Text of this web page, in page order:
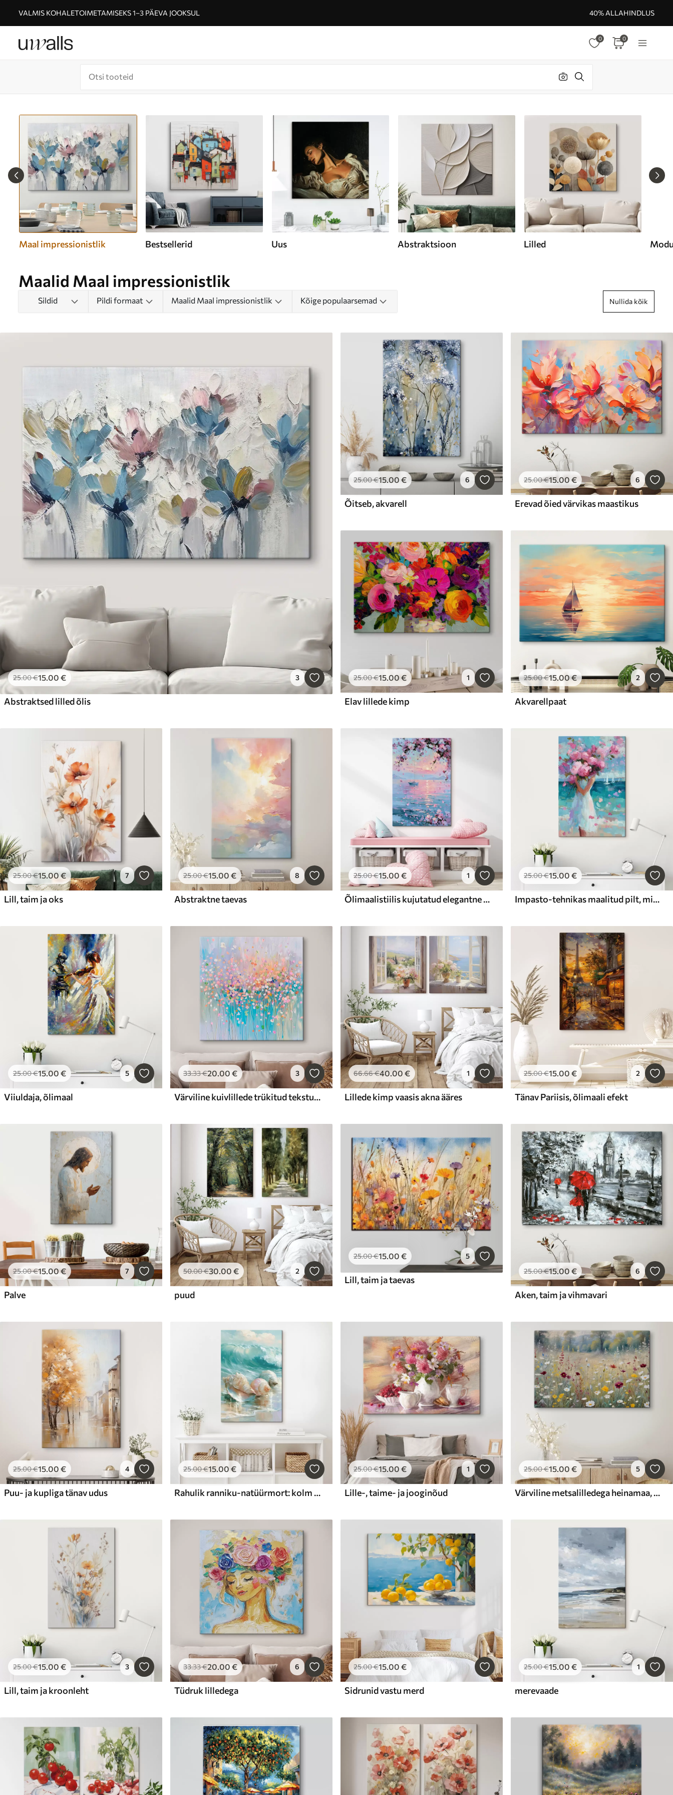
VALMIS KOHALETOIMETAMISEKS 1–3 PÄEVA JOOKSUL 40% ALLAHINDLUS
0 0
Maal impressionistlik Bestsellerid Uus Abstraktsioon Lilled
Maalid Maal impressionistlik
Sildid Pildi formaat Maalid Maal impressionistlik Kõige populaarsemad Nullida kõik
25.00€15.00 € 3
Abstraktsed lilled õlis
25.00€15.00 € 6
Õitseb, akvarell
25.00€15.00 € 6
Erevad õied värvikas maastikus
25.00€15.00 € 1
Elav lillede kimp
25.00€15.00€ 2
Akvarellpaat
25.00€15.00 € 7
Lill, taim ja oks
25.00€15.00 € 8
Abstraktne taevas
25.00€15.00 € 1
Õlimaalistiilis kujutatud elegantne valge jaht merel päikeseloojangul roosa sakura-puud õitsvate okste all
25.00€15.00 €
Impasto-tehnikas maalitud pilt, millel on kujutatud tüdruk pioonidega merevaate taustal
25.00€15.00 € 5
Viiuldaja, õlimaal
33.33€20.00 € 3
Värviline kuivlillede trükitud tekstuur
66.66€40.00 € 1
Lillede kimp vaasis akna ääres
25.00€15.00 € 2
Tänav Pariisis, õlimaali efekt
25.00€15.00€ 7
Palve
50.00€30.00 € 2
puud
25.00€15 .00 € 5
Lill, taim ja taevas
25.00€15.00 € 6
Aken, taim ja vihmavari
25.00€15.00 € 4
Puu- ja kupliga tänav udus
25.00€15.00 €
Rahulik ranniku-natüürmort: kolm õrna karpi, mis lebavad siledal, niiskel liival mere ääres, õlimaalistiilis
25.00€15.00 € 1
Lille-, taime- ja jooginõud
25.00€15.00 € 5
Värviline metsalilledega heinamaa, mille taustal on ähmane mets
25.00€15.00 € 3
Lill, taim ja kroonleht
33.33€20.00 € 6
Tüdruk lilledega
25.00€15.00 €
Sidrunid vastu merd
25.00€15.00 € 1
merevaade